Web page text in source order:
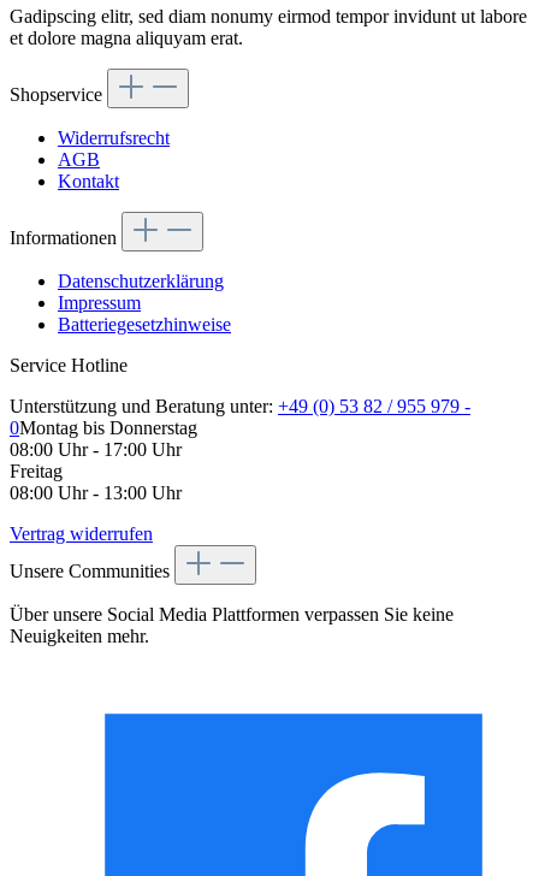
Gadipscing elitr, sed diam nonumy eirmod tempor invidunt ut labore
et dolore magna aliquyam erat.
Shopservice
Widerrufsrecht
AGB
Kontakt
Informationen
Datenschutzerklärung
Impressum
Batteriegesetzhinweise
Service Hotline
Unterstützung und Beratung unter: +49 (0) 53 82 / 955 979 -
0Montag bis Donnerstag
08:00 Uhr - 17:00 Uhr
Freitag
08:00 Uhr - 13:00 Uhr
Vertrag widerrufen
Unsere Communities
Über unsere Social Media Plattformen verpassen Sie keine
Neuigkeiten mehr.